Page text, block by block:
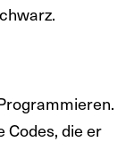
Codes, die er